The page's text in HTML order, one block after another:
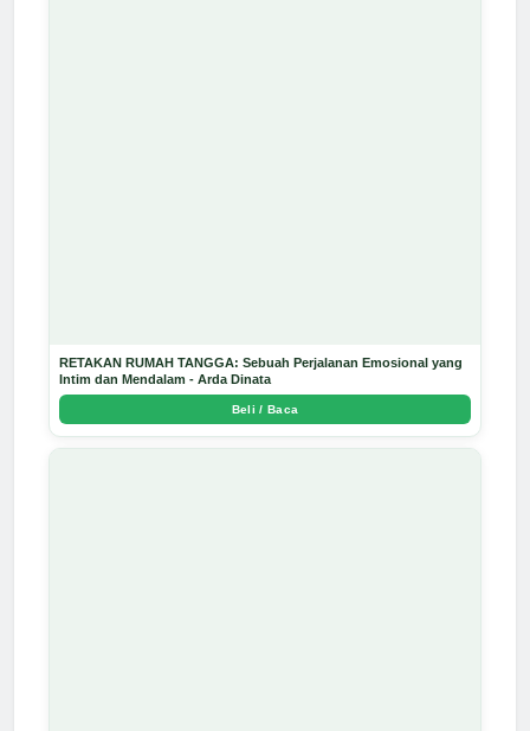
RETAKAN RUMAH TANGGA: Sebuah Perjalanan Emosional yang
Intim dan Mendalam - Arda Dinata
Beli / Baca